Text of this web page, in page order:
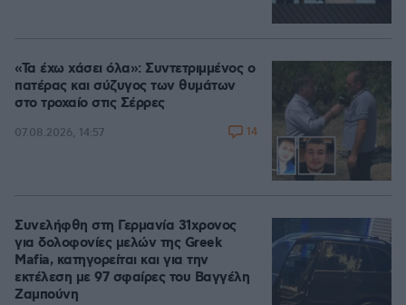
«Τα έχω χάσει όλα»: Συντετριμμένος ο
πατέρας και σύζυγος των θυμάτων
στο τροχαίο στις Σέρρες
07.08.2026, 14:57 14
Συνελήφθη στη Γερμανία 31χρονος
για δολοφονίες μελών της Greek
Mafia, κατηγορείται και για την
εκτέλεση με 97 σφαίρες του Βαγγέλη
Ζαμπούνη